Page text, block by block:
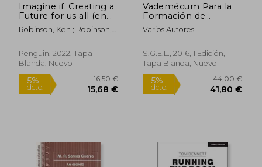
dcto. 21,38 €
Rápido
dcto.
Imagine if. Creating a
Future for us all (en
Inglés)
Robinson, Ken ; Robinson,
Penguin, 2022, Tapa
Blanda, Nuevo
Vademécum Para la
Formación de
Profesores. Tomo i, ii
Varios Autores
S.G.E.L., 2016, 1 Edición,
Tapa Blanda, Nuevo